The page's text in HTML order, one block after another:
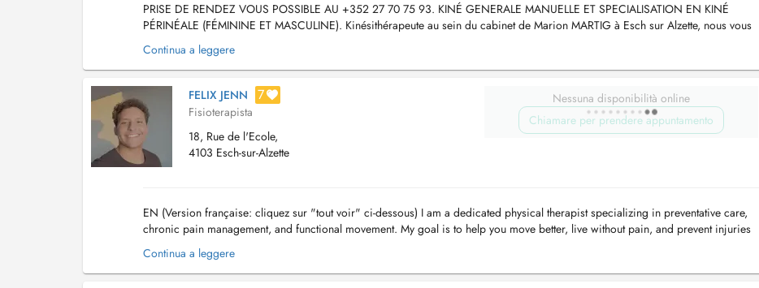
PRISE DE RENDEZ VOUS POSSIBLE AU +352 27 70 75 93. KINÉ GENERALE MANUELLE ET SPECIALISATION EN KINÉ
PÉRINÉALE (FÉMININE ET MASCULINE). Kinésithérapeute au sein du cabinet de Marion MARTIG à Esch sur Alzette, nous vous
proposons une prise en charge d'une heure (20min de séance manuelle réglementé...
Continua a leggere
FELIX JENN 7
Fisioterapista
18, Rue de l'Ecole,
4103 Esch-sur-Alzette
Nessuna disponibilità online
Chiamare per prendere appuntamento
EN (Version française: cliquez sur "tout voir" ci-dessous) I am a dedicated physical therapist specializing in preventative care,
chronic pain management, and functional movement. My goal is to help you move better, live without pain, and prevent injuries
before they start. Because every body is ...
Continua a leggere